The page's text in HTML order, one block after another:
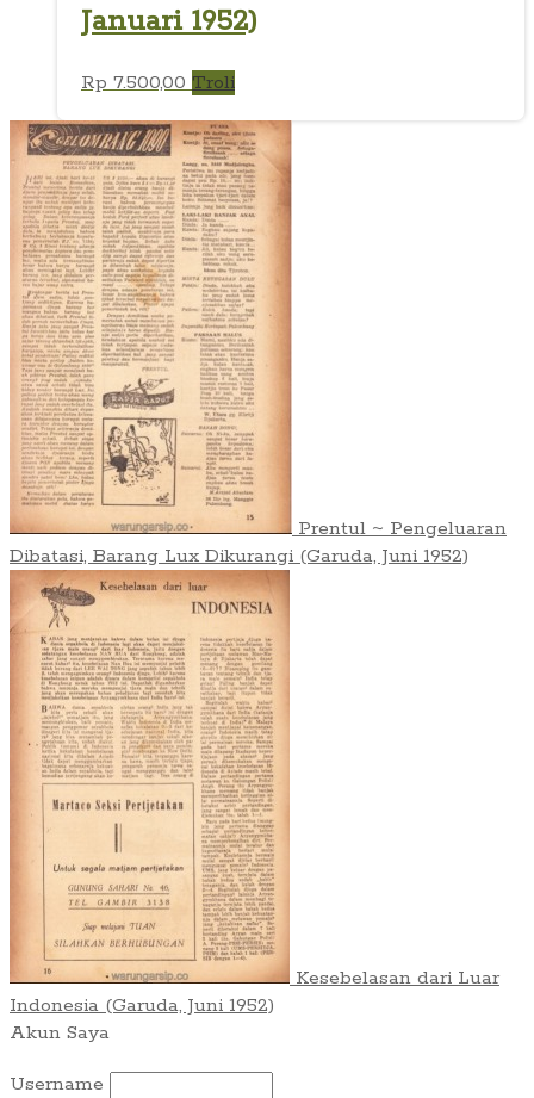
Januari 1952)
Rp 7.500,00 Troli
Prentul ~ Pengeluaran
Dibatasi, Barang Lux Dikurangi (Garuda, Juni 1952)
Kesebelasan dari Luar
Indonesia (Garuda, Juni 1952)
Akun Saya
Username